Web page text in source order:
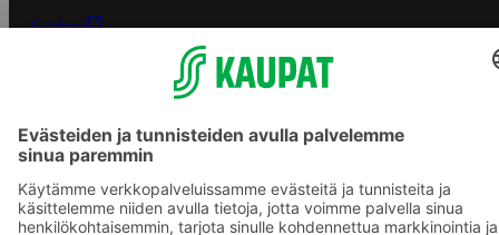
S-ryhmä
Yhteishyvä Ruoka -sovellus
Prisma.fi
Sokos.fi
Yhteishyvä
Sokos Hotels